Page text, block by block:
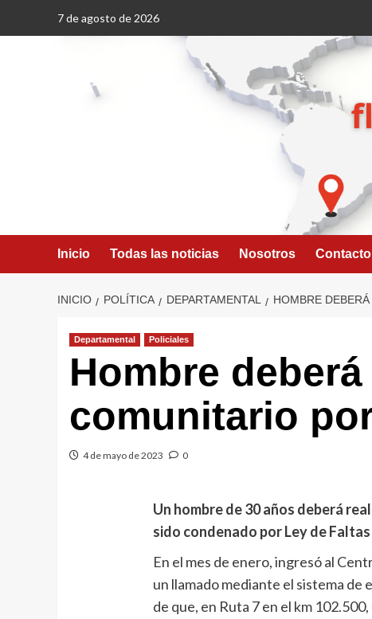
7 de agosto de 2026
Inicio Todas las noticias Nosotros Contacto
INICIO POLÍTICA DEPARTAMENTAL HOMBRE
Departamental Policiales
Hombre
comunitario
4 de mayo de 2023 0
Un hombre de 30 años deberá
sido condenado por Ley de Faltas
En el mes de enero, ingresó al
un llamado mediante el sistema de
de que, en Ruta 7 en el km